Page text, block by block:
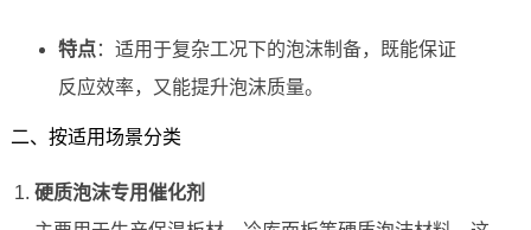
特点：适用于复杂工况下的泡沫制备，既能保证
反应效率，又能提升泡沫质量。
二、按适用场景分类
硬质泡沫专用催化剂